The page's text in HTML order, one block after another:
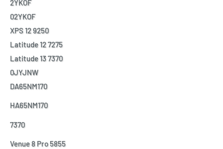
2YKOF
02YKOF
XPS 12 9250
Latitude 12 7275
Latitude 13 7370
0JYJNW
DA65NM170
HA65NM170
7370
Venue 8 Pro 5855